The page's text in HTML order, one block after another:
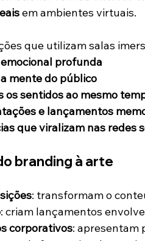
em ambientes virtuais.
que utilizam salas
profunda
mente do público
os sentidos ao mesmo
e lançamentos
que viralizam nas redes
branding à arte
: transformam o
: criam lançamentos
corporativos: apresentam